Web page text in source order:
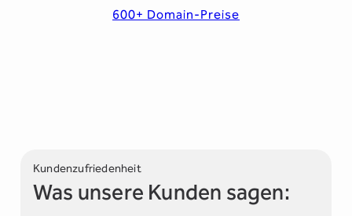
600+ Domain-Preise
Kundenzufriedenheit
Was unsere Kunden sagen: